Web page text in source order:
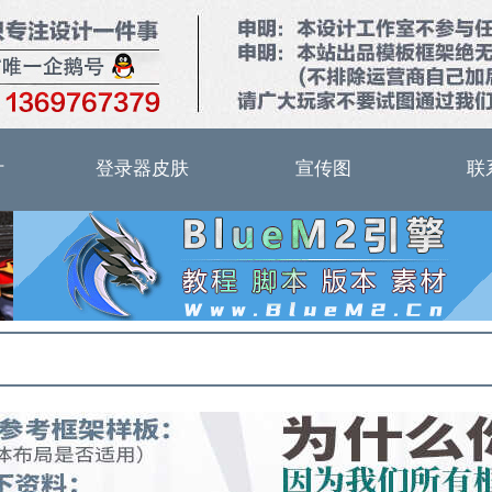
登录器皮肤 宣传图 联